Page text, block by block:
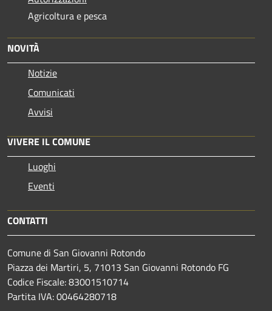
Agricoltura e pesca
NOVITÀ
Notizie
Comunicati
Avvisi
VIVERE IL COMUNE
Luoghi
Eventi
CONTATTI
Comune di San Giovanni Rotondo
Piazza dei Martiri, 5, 71013 San Giovanni Rotondo FG
Codice Fiscale: 83001510714
Partita IVA: 00464280718